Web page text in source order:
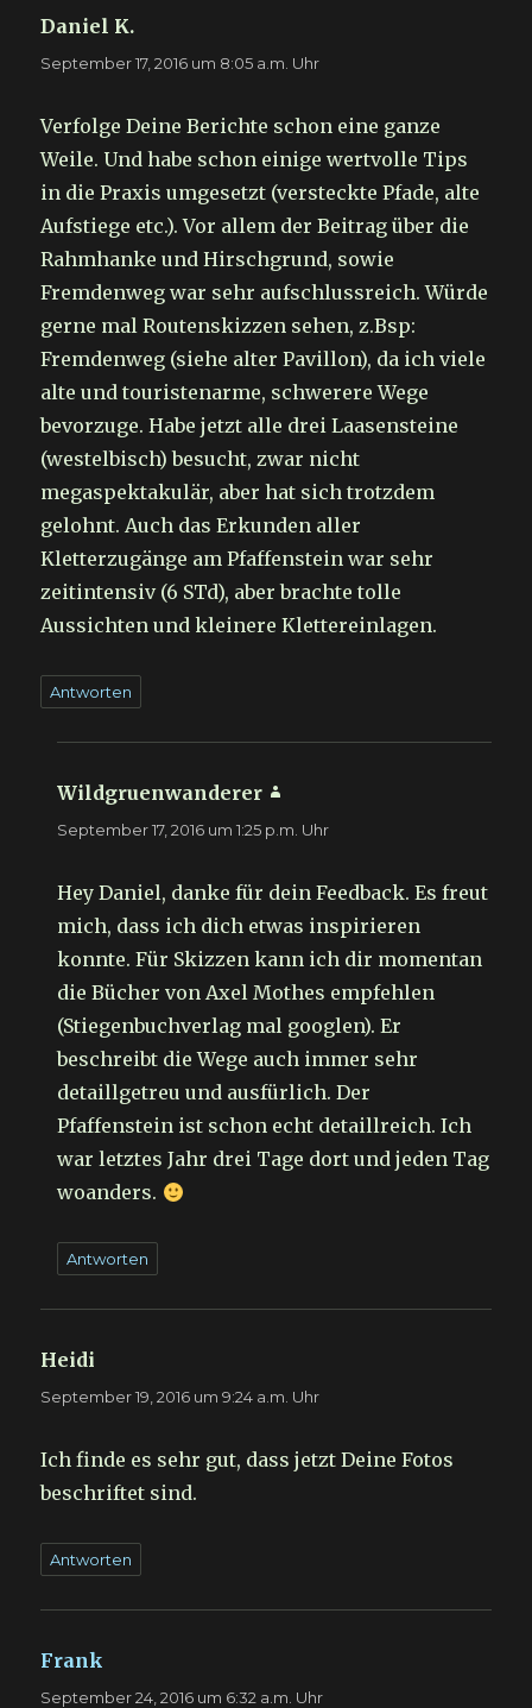
Daniel K.
September 17, 2016 um 8:05 a.m. Uhr
Verfolge Deine Berichte schon eine ganze
Weile. Und habe schon einige wertvolle Tips
in die Praxis umgesetzt (versteckte Pfade, alte
Aufstiege etc.). Vor allem der Beitrag über die
Rahmhanke und Hirschgrund, sowie
Fremdenweg war sehr aufschlussreich. Würde
gerne mal Routenskizzen sehen, z.Bsp:
Fremdenweg (siehe alter Pavillon), da ich viele
alte und touristenarme, schwerere Wege
bevorzuge. Habe jetzt alle drei Laasensteine
(westelbisch) besucht, zwar nicht
megaspektakulär, aber hat sich trotzdem
gelohnt. Auch das Erkunden aller
Kletterzugänge am Pfaffenstein war sehr
zeitintensiv (6 STd), aber brachte tolle
Aussichten und kleinere Klettereinlagen.
Antworten
Wildgruenwanderer
September 17, 2016 um 1:25 p.m. Uhr
Hey Daniel, danke für dein Feedback. Es freut
mich, dass ich dich etwas inspirieren
konnte. Für Skizzen kann ich dir momentan
die Bücher von Axel Mothes empfehlen
(Stiegenbuchverlag mal googlen). Er
beschreibt die Wege auch immer sehr
detaillgetreu und ausfürlich. Der
Pfaffenstein ist schon echt detaillreich. Ich
war letztes Jahr drei Tage dort und jeden Tag
woanders.
Antworten
Heidi
September 19, 2016 um 9:24 a.m. Uhr
Ich finde es sehr gut, dass jetzt Deine Fotos
beschriftet sind.
Antworten
Frank
September 24, 2016 um 6:32 a.m. Uhr